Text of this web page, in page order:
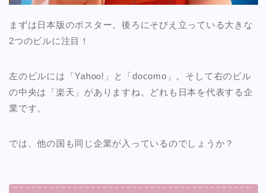
まずは日本版のポスター。後ろにそびえ立っている大きな
2つのビルに注目！
左のビルには「Yahoo!」と「docomo」。そして右のビル
の中央は「楽天」がありますね。どれも日本を代表する企
業です。
では、他の国も同じ企業が入っているのでしょうか？